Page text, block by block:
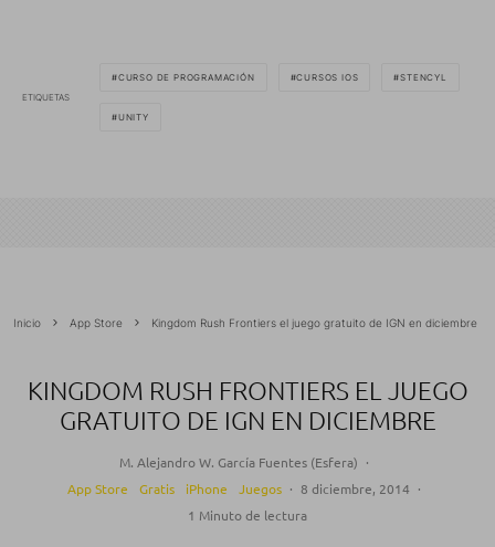
ETIQUETAS
CURSO DE PROGRAMACIÓN CURSOS IOS STENCYL
UNITY
Inicio App Store Kingdom Rush Frontiers el juego gratuito de IGN en diciembre
KINGDOM RUSH FRONTIERS EL JUEGO
GRATUITO DE IGN EN DICIEMBRE
M. Alejandro W. García Fuentes (Esfera) ·
App Store
Gratis iPhone Juegos · 8 diciembre, 2014 ·
1 Minuto de lectura